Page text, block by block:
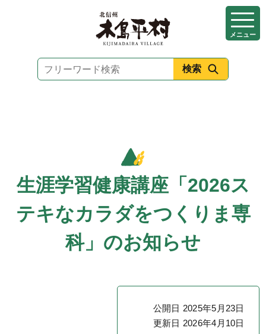
メニュー
生涯学習健康講座「2026ス
テキなカラダをつくりま専
科」のお知らせ
公開日 2025年5月23日
更新日 2026年4月10日